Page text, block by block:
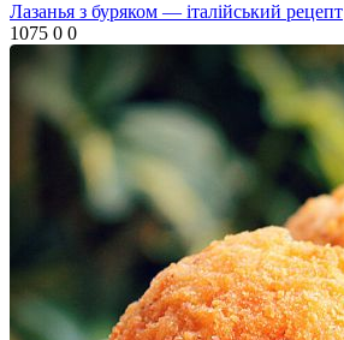
Лазанья з буряком — італійський рецепт
1075 0 0